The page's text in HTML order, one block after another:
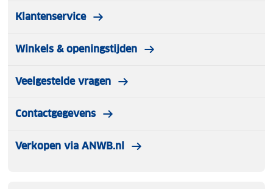
Klantenservice
Winkels & openingstijden
Veelgestelde vragen
Contactgegevens
Verkopen via ANWB.nl